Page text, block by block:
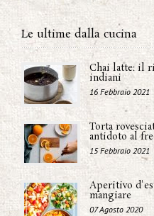
Le ultime dalla cucina
Chai latte: il
indiani
16 Febbraio 2021
Torta
antidoto al
15 Febbraio 2021
Aperitivo
mangiare
07 Agosto 2020